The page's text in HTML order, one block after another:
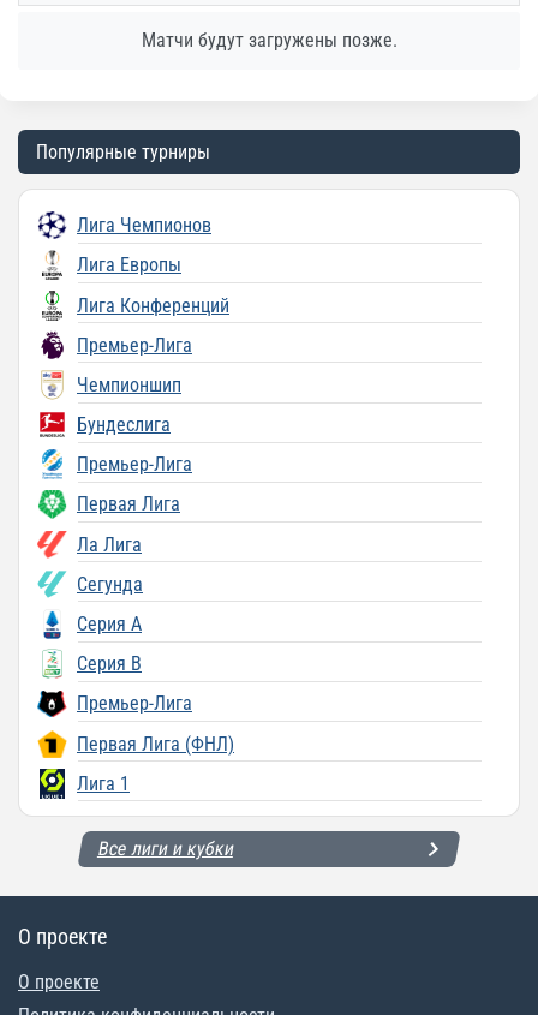
Матчи будут загружены позже.
Популярные турниры
Лига Чемпионов
Лига Европы
Лига Конференций
Премьер-Лига
Чемпионшип
Бундеслига
Премьер-Лига
Первая Лига
Ла Лига
Сегунда
Серия A
Серия B
Премьер-Лига
Первая Лига (ФНЛ)
Лига 1
Все лиги и кубки
О проекте
О проекте